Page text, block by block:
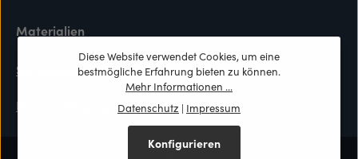
Materialien
Stoffmuster
Berliner Messinglampen Lexikon
Diese Website verwendet Cookies, um eine
bestmögliche Erfahrung bieten zu können.
Mehr Informationen ...
Datenschutz | Impressum
Konfigurieren